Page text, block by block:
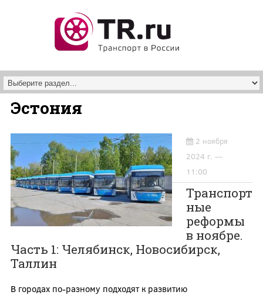
Эстония
2 ноября
2024 г. —
11:00
Транспорт
ные
реформы
в ноябре.
Часть 1: Челябинск, Новосибирск,
Таллин
В городах по-разному подходят к развитию